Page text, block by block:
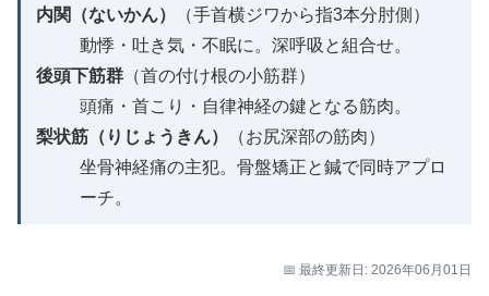
内関（ないかん）
（手首横ジワから指3本分肘側）
動悸・吐き気・不眠に。深呼吸と組合せ。
後頭下筋群 （首の付け根の小筋群）
頭痛・首こり・自律神経の鍵となる筋肉。
梨状筋（りじょうきん）
（お尻深部の筋肉）
坐骨神経痛の主犯。骨盤矯正と鍼で同時アプロ
ーチ。
📅 最終更新日: 2026年06月01日